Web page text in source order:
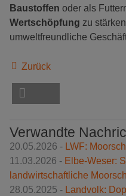
Baustoffen oder als
Wertschöpfung zu
umweltfreundliche
Zurück
Verwandte
20.05.2026 - LWF:
11.03.2026 - Elbe-Weser:
landwirtschaftliche
28.05.2025 - Landvolk: